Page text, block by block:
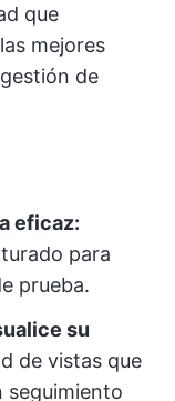
que
mejores
de
eficaz:
para
prueba.
su
de vistas que
seguimiento